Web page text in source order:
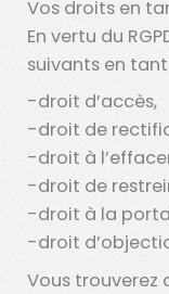
Vos droits en
En vertu du
suivants en
-droit d’accès,
-droit de
-droit à
-droit de
-droit à la
-droit
Vous trouverez